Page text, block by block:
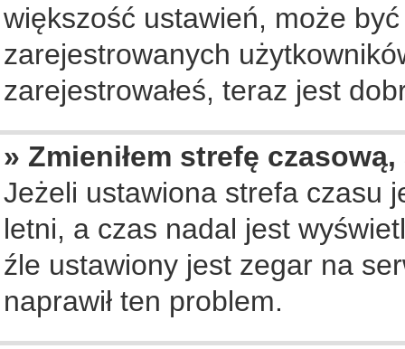
większość ustawień, może
zarejestrowanych
zarejestrowałeś, teraz jest
» Zmieniłem strefę
Jeżeli ustawiona strefa czasu
letni, a czas nadal jest
źle ustawiony jest zegar na
naprawił ten problem.